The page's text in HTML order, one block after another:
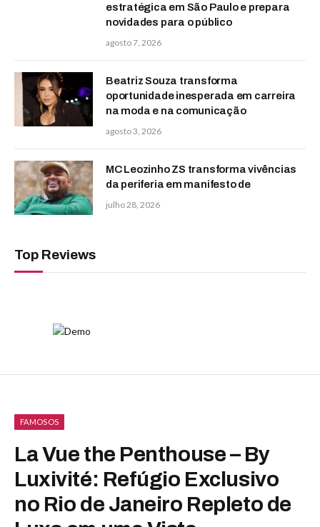
estratégica em São Paulo e prepara
novidades para o público
agosto 7, 2026
Beatriz Souza transforma
oportunidade inesperada em carreira
na moda e na comunicação
agosto 3, 2026
MC Leozinho ZS transforma vivências
da periferia em manifesto de
julho 28, 2026
Top Reviews
FAMOSOS
La Vue the Penthouse – By
Luxivité: Refúgio Exclusivo
no Rio de Janeiro Repleto de